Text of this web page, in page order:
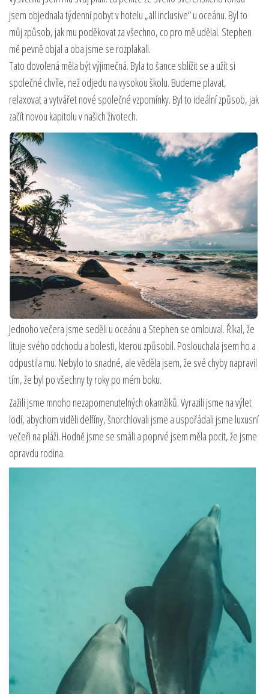
jsem objednala týdenní pobyt v hotelu „all inclusive“ u oceánu. Byl to
můj způsob, jak mu poděkovat za všechno, co pro mě udělal. Stephen
mě pevně objal a oba jsme se rozplakali.
Tato dovolená měla být výjimečná. Byla to šance sblížit se a užít si
společné chvíle, než odjedu na vysokou školu. Budeme plavat,
relaxovat a vytvářet nové společné vzpomínky. Byl to ideální způsob, jak
začít novou kapitolu v našich životech.
Jednoho večera jsme seděli u oceánu a Stephen se omlouval. Říkal, že
lituje svého odchodu a bolesti, kterou způsobil. Poslouchala jsem ho a
odpustila mu. Nebylo to snadné, ale věděla jsem, že své chyby napravil
tím, že byl po všechny ty roky po mém boku.
Zažili jsme mnoho nezapomenutelných okamžiků. Vyrazili jsme na výlet
lodí, abychom viděli delfíny, šnorchlovali jsme a uspořádali jsme luxusní
večeři na pláži. Hodně jsme se smáli a poprvé jsem měla pocit, že jsme
opravdu rodina.